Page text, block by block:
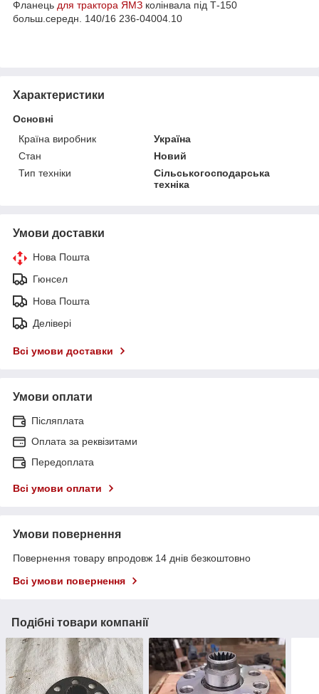
Фланець для трактора ЯМЗ колінвала під Т-150
больш.середн. 140/16 236-04004.10
Характеристики
Основні
Країна виробник
Україна
Стан
Новий
Тип техніки
Сільськогосподарська
техніка
Умови доставки
Нова Пошта
Гюнсел
Нова Пошта
Делівері
Всі умови доставки
Умови оплати
Післяплата
Оплата за реквізитами
Передоплата
Всі умови оплати
Умови повернення
Повернення товару впродовж 14 днів безкоштовно
Всі умови повернення
Подібні товари компанії